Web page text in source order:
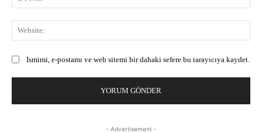
Ismimi, e-postamı ve web sitemi bir dahaki sefere bu tarayıcıya kaydet.
- Advertisement -